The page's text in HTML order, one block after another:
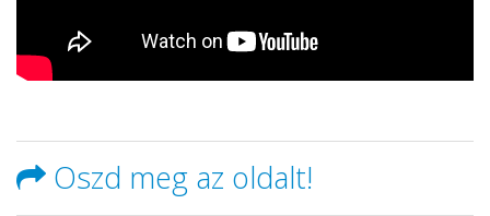
Oszd meg az oldalt!